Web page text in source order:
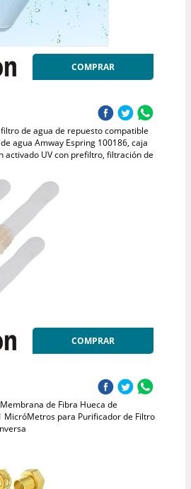
COMPRAR
de agua de repuesto compatible
agua Amway Espring 100186, caja
activado UV con prefiltro, filtración de
COMPRAR
de Fibra Hueca de
MicróMetros para Purificador de Filtro